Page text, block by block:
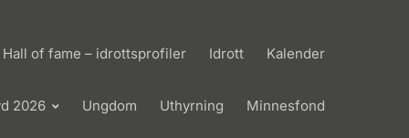
Hall of fame – idrottsprofiler Idrott Kalender
2026 Ungdom Uthyrning Minnesfond